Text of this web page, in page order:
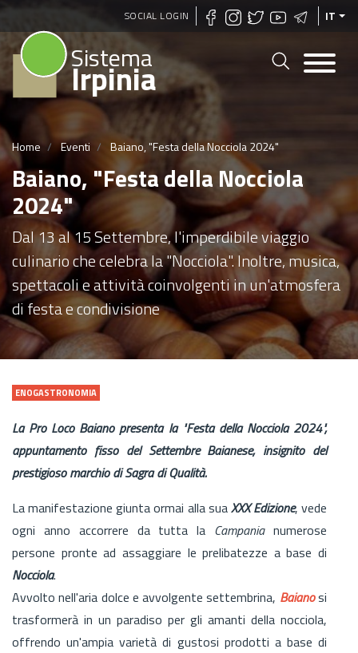
Salta
principale
SOCIAL LOGIN IT
Sistema
Irpinia
Home Eventi Baiano, "Festa della Nocciola 2024"
Baiano, "Festa della Nocciola
2024"
Dal 13 al 15 Settembre, l'imperdibile viaggio
culinario che celebra la "Nocciola". Inoltre, musica,
spettacoli e attività coinvolgenti in un'atmosfera
di festa e condivisione
ENOGASTRONOMIA
La Pro Loco Baiano presenta la "Festa della Nocciola 2024",
appuntamento fisso del Settembre Baianese, insignito del
prestigioso marchio di Sagra di Qualità.
La manifestazione giunta ormai alla suaXXX Edizione, vede
ogni anno accorrere da tutta la Campanianumerose
persone pronte ad assaggiare le prelibatezze a base di
Nocciola.
Avvolto nell'aria dolce e avvolgente settembrina, Baianosi
trasformerà in un paradiso per gli amanti della nocciola,
offrendo un'ampia varietà di gustosi prodotti a base di